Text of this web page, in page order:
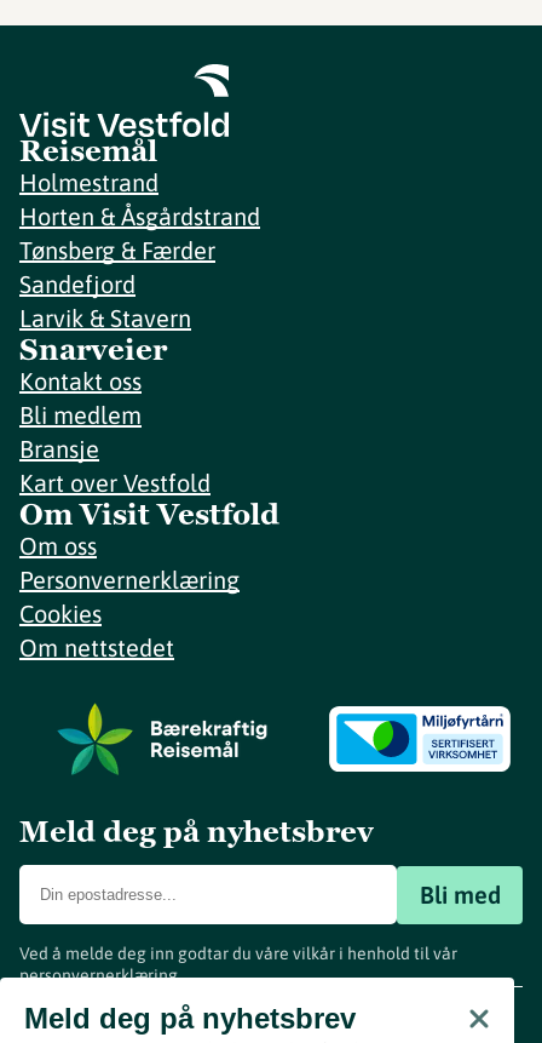
Reisemål
Holmestrand
Horten & Åsgårdstrand
Tønsberg & Færder
Sandefjord
Larvik & Stavern
Snarveier
Kontakt oss
Bli medlem
Bransje
Kart over Vestfold
Om Visit Vestfold
Om oss
Personvernerklæring
Cookies
Om nettstedet
Meld deg på nyhetsbrev
Bli med
Ved å melde deg inn godtar du våre vilkår i henhold til vår
personvernerklæring.
Meld deg på nyhetsbrev
www.visitvestfold.com